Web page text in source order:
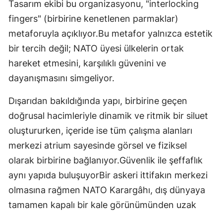
Tasarım ekibi bu organizasyonu, "interlocking
fingers" (birbirine kenetlenen parmaklar)
metaforuyla açıklıyor.Bu metafor yalnızca estetik
bir tercih değil; NATO üyesi ülkelerin ortak
hareket etmesini, karşılıklı güvenini ve
dayanışmasını simgeliyor.
Dışarıdan bakıldığında yapı, birbirine geçen
doğrusal hacimleriyle dinamik ve ritmik bir siluet
oluştururken, içeride ise tüm çalışma alanları
merkezi atrium sayesinde görsel ve fiziksel
olarak birbirine bağlanıyor.Güvenlik ile şeffaflık
aynı yapıda buluşuyorBir askeri ittifakın merkezi
olmasına rağmen NATO Karargâhı, dış dünyaya
tamamen kapalı bir kale görünümünden uzak